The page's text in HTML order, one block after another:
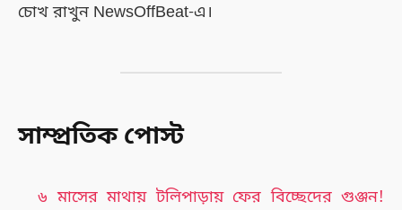
চোখ রাখুন NewsOffBeat-এ।
সাম্প্রতিক পোস্ট
৬ মাসের মাথায় টলিপাড়ায় ফের বিচ্ছেদের গুঞ্জন!